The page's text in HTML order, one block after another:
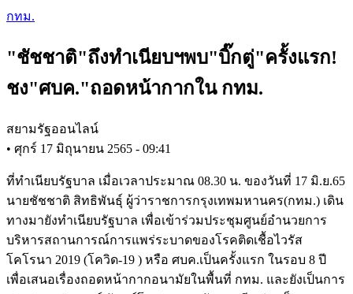
Skip
content
กทม.
"ชัชชาติ"ถึงทำเนียบฯพบ"บิ๊กตู่"ครั้งแรก!
ชง"ศบค."ถอดหน้ากากใน กทม.
สยามรัฐออนไลน์
• ศุกร์ 17 มิถุนายน 2565 - 09:41
ที่ทำเนียบรัฐบาล เมื่อเวลาประมาณ 08.30 น. ของวันที่ 17 มิ.ย.65
นายชัชชาติ สิทธิพันธุ์ ผู้ว่าราชการกรุงเทพมหานคร(กทม.) เดิน
ทางมายังทำเนียบรัฐบาล เพื่อเข้าร่วมประชุมศูนย์อำนวยการ
บริหารสถานการณ์การแพร่ระบาดของโรคติดเชื้อไวรัส
โคโรนา 2019 (โควิด-19 ) หรือ ศบค.เป็นครั้งแรก ในรอบ 8 ปี
เพื่อเสนอเรื่องถอดหน้ากากอนามัยในพื้นที่ กทม. และยังเป็นการ